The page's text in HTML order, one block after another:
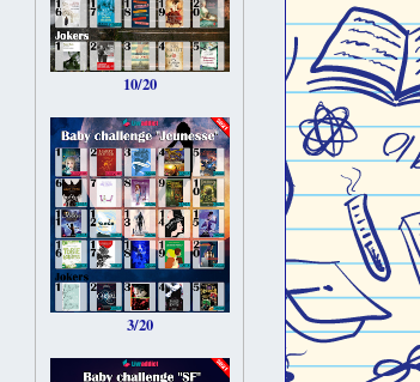
10/20
3/20